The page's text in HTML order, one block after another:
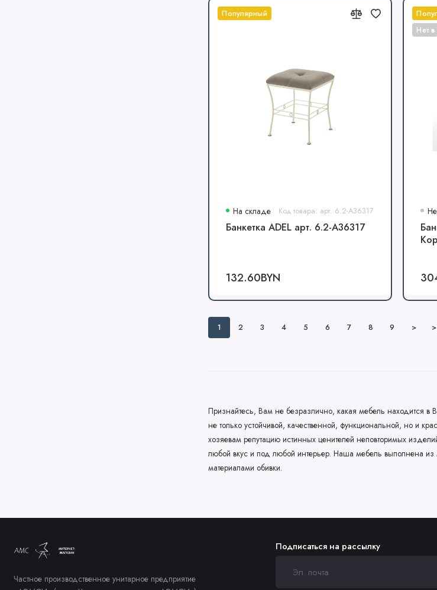
Популярный
На складе Код товара: арт. 6.2-А36317
Банкетка ADEL арт. 6.2-А36317
132.60BYN
Нет
1 2 3 4 5 6 7 8 9 >
Признайтесь, Вам не безразлично, какая мебель находится
не только устойчивой, качественной, функциональной, но и
хозяевам репутацию истинных ценителей неповторимых
любой вкус и под любой интерьер. Наша мебель выполнена из
материалами обивки.
Частное производственное унитарное предприятие
Подписаться на рассылку